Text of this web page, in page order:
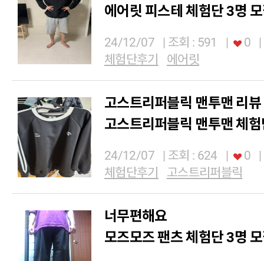
에어릿 피스테 체험단 3명
24/12/07 | 조회 : 591 | 0
체험단후기
에어릿
고스트리퍼블릭 맨투맨 리뷰
고스트리퍼블릭 맨투맨 체
24/12/07 | 조회 : 624 | 0
체험단후기
고스트리퍼블릭
너무편해요
모즈모즈 팬츠 체험단 3명